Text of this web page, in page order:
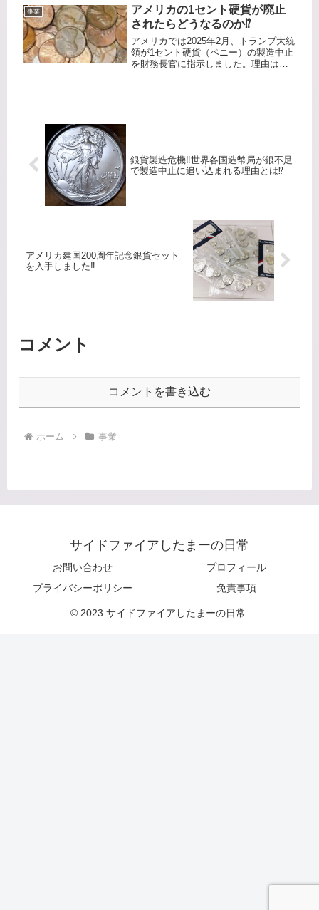
『ニ（2）－サ（13）』と読む語呂合わ
せからきています...
事業
アメリカの1セント硬貨が廃止
されたらどうなるのか⁉️
アメリカでは2025年2月、トランプ大統
領が1セント硬貨（ペニー）の製造中止
を財務長官に指示しました。理由は、1
銀貨製造危機‼️世界各国造幣局が銀不足
で製造中止に追い込まれる理由とは⁉️
アメリカ建国200周年記念銀貨セット
を入手しました‼️
コメント
コメントを書き込む
ホーム 事業
サイドファイアしたまーの日常
お問い合わせ
プロフィール
プライバシーポリシー
免責事項
© 2023 サイドファイアしたまーの日常.